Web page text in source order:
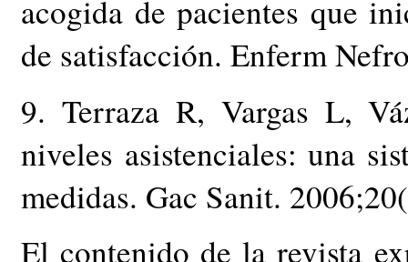
acogida de pacientes que
de satisfacción. Enferm
9. Terraza R, Vargas L,
niveles asistenciales: una
medidas. Gac Sanit.
El contenido de la revista